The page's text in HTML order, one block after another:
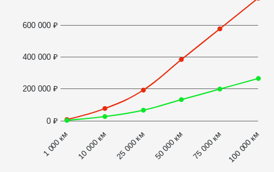
1 000 км 10 000 км 25 000 км 50 000 км 75 000 км 100 000 км
0 ₽
200 000 ₽
400 000 ₽
600 000 ₽